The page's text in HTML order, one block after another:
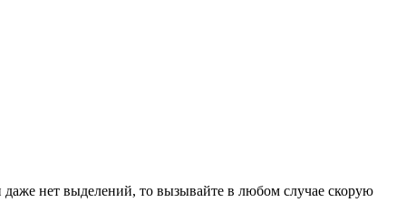
даже нет выделений, то вызывайте в любом случае скорую